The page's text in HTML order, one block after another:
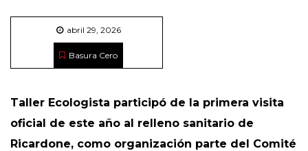
abril 29, 2026
Basura Cero
Taller Ecologista participó de la primera visita
oficial de este año al relleno sanitario de
Ricardone, como organización parte del Comité